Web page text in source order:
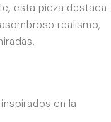
esta pieza destaca
realismo,
en la